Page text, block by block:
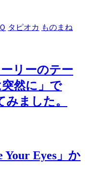
タピオカ ものまね
リーのテー
然に」で
みました。
Eyes」か